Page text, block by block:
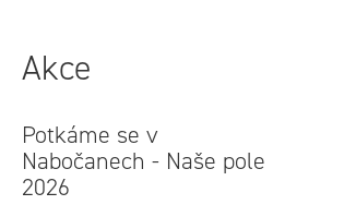
Akce
Potkáme se v
Nabočanech - Naše pole
2026